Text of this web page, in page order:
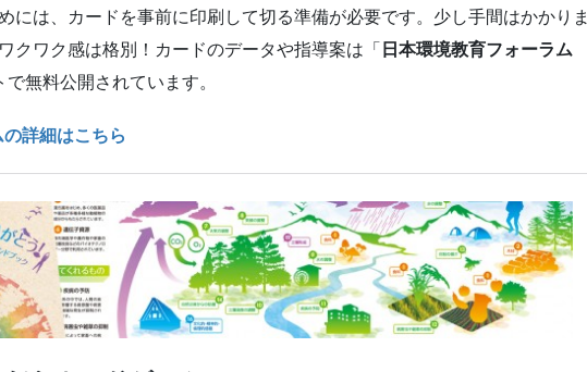
には、カードを事前に印刷して切る準備が必要です。少し手間はかかりま
クワク感は格別！カードのデータや指導案は「 日本環境教育フォーラム
で無料公開されています。
詳細はこちら